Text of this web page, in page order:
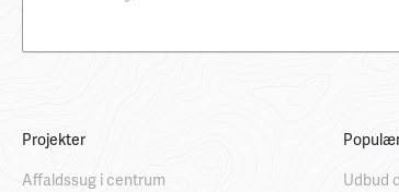
Projekter
Affaldssug i centrum
Udbud